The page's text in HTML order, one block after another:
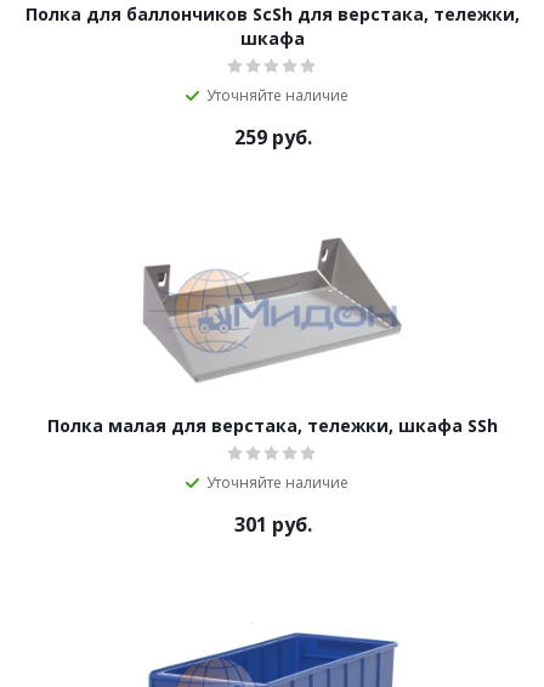
Полка для баллончиков ScSh для верстака, тележки,
шкафа
Уточняйте наличие
259руб.
Полка малая для верстака, тележки, шкафа SSh
Уточняйте наличие
301 руб.